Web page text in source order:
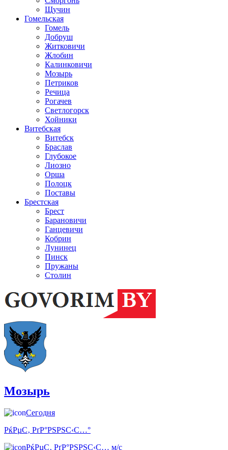
Щучин
Гомельская
Гомель
Добруш
Житковичи
Жлобин
Калинковичи
Мозырь
Петриков
Речица
Рогачев
Светлогорск
Хойники
Витебская
Витебск
Браслав
Глубокое
Лиозно
Орша
Полоцк
Поставы
Брестская
Брест
Барановичи
Ганцевичи
Кобрин
Лунинец
Пинск
Пружаны
Столин
Мозырь
Сегодня
РќРµС‚ РґР°РЅРЅС‹С…°
РќРµС‚ РґР°РЅРЅС‹С… м/с